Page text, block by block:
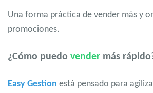
Una forma práctica de vender más y
promociones.
¿Cómo puedo vender más
Easy Gestion está pensado para